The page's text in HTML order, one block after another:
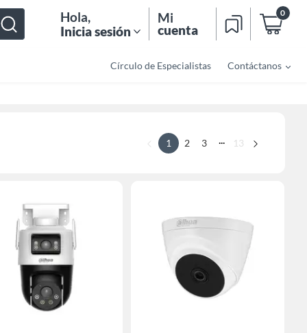
Hola,
Inicia sesión
Mi
cuenta
0
Círculo de Especialistas Contáctanos
1 2 3 ... 13